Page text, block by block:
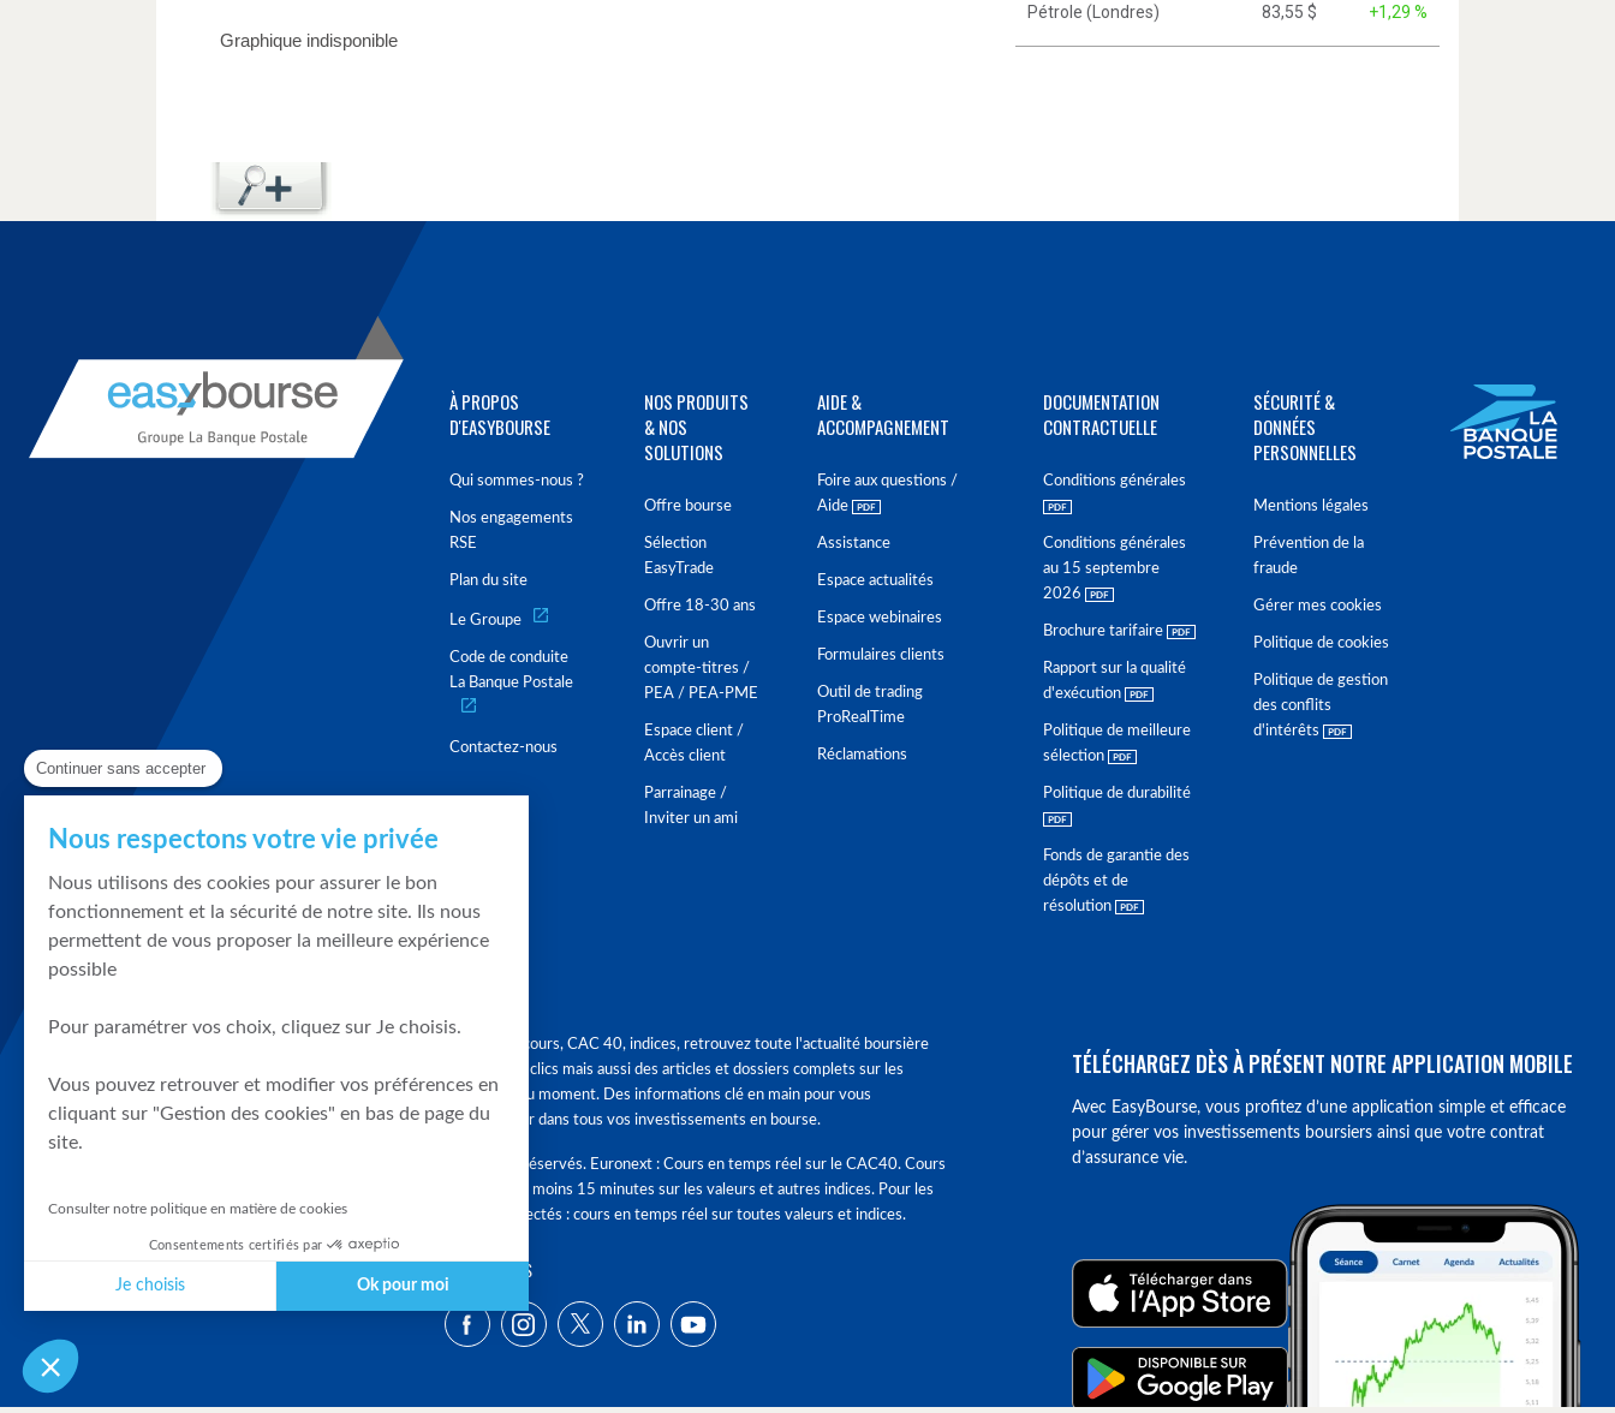
Pétrole (Londres)
83,55 $ +1,29 %
À PROPOS
D'EASYBOURSE
Qui sommes-nous ?
Nos engagements
RSE
Plan du site
Le Groupe
Code de conduite
La Banque Postale
Contactez-nous
NOS PRODUITS
& NOS
SOLUTIONS
Offre bourse
Sélection
EasyTrade
Offre 18-30 ans
Ouvrir un
compte-titres /
PEA / PEA-PME
Espace client /
Accès client
Parrainage /
Inviter un ami
AIDE &
ACCOMPAGNEMENT
Foire aux questions /
Aide
Assistance
Espace actualités
Espace webinaires
Formulaires clients
Outil de trading
ProRealTime
Réclamations
DOCUMENTATION
CONTRACTUELLE
Conditions générales
Conditions générales
au 15 septembre
2026
Brochure tarifaire
Rapport sur la qualité
d'exécution
Politique de meilleure
sélection
Politique de durabilité
Fonds de garantie des
dépôts et de
résolution
SÉCURITÉ &
DONNÉES
PERSONNELLES
Mentions légales
Prévention de la
fraude
Gérer mes cookies
Politique de cookies
Politique de gestion
des conflits
d'intérêts
Graphique, cours, CAC 40, indices, retrouvez toute l'actualité boursière
en quelques clics mais aussi des articles et dossiers complets sur les
tendances du moment. Des informations clé en main pour vous
accompagner dans tous vos investissements en bourse.
Tous droits réservés. Euronext : Cours en temps réel sur le CAC40. Cours
différés d'au moins 15 minutes sur les valeurs et autres indices. Pour les
clients connectés : cours en temps réel sur toutes valeurs et indices.
SUIVEZ-NOUS
TÉLÉCHARGEZ DÈS À PRÉSENT NOTRE APPLICATION MOBILE
Avec EasyBourse, vous profitez d’une application simple et efficace
pour gérer vos investissements boursiers ainsi que votre contrat
d’assurance vie.
Continuer sans accepter
Nous respectons votre vie privée
Nous utilisons des cookies pour assurer le bon
fonctionnement et la sécurité de notre site. Ils nous
permettent de vous proposer la meilleure expérience
possible
Pour paramétrer vos choix, cliquez sur Je choisis.
Vous pouvez retrouver et modifier vos préférences en
cliquant sur "Gestion des cookies" en bas de page du
site.
Consulter notre politique en matière de cookies
Consentements certifiés par
Je choisis Ok pour moi
Plateforme de Gestion du Consentement : Personnalisez vos Options
Notre plateforme vous permet d'adapter et de gérer vos paramètres de confidentialité, en garantissant la conformité avec les réglementations. Personnalisez vos préférences pour contrôler la manière dont